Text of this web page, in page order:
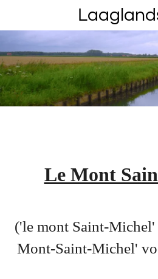
naar
de
hoofdinhoud
Le Mont
('le mont Saint-
Mont-Saint-Michel'